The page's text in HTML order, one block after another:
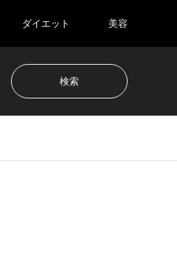
ダイエット 美容